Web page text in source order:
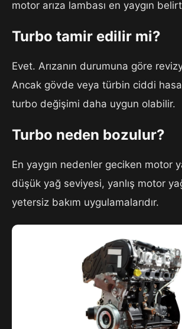
motor arıza lambası en yaygın
Turbo tamir edilir mi?
Evet. Arızanın durumuna göre
Ancak gövde veya türbin ciddi
turbo değişimi daha uygun olabilir.
Turbo neden bozulur?
En yaygın nedenler geciken motor
düşük yağ seviyesi, yanlış motor
yetersiz bakım uygulamalarıdır.